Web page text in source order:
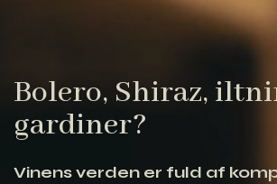
Bolero, Shiraz,
gardiner?
Vinens verden er fuld af